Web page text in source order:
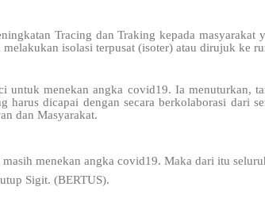
Tracing dan Traking kepada masyarakat
isolasi terpusat (isoter) atau dirujuk ke
untuk menekan angka covid19. Ia menuturkan,
harus dicapai dengan secara berkolaborasi dari
dan Masyarakat.
menekan angka covid19. Maka dari itu
Sigit. (BERTUS).